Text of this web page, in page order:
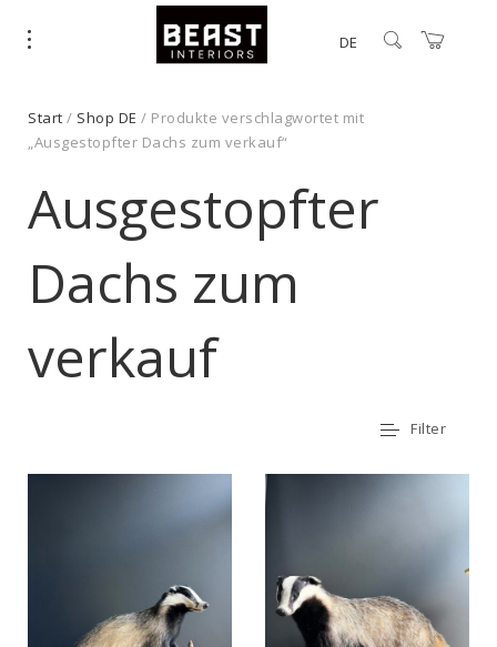
DE
Start / Shop DE / Produkte verschlagwortet mit
„Ausgestopfter Dachs zum verkauf“
Ausgestopfter
Dachs zum
verkauf
Filter